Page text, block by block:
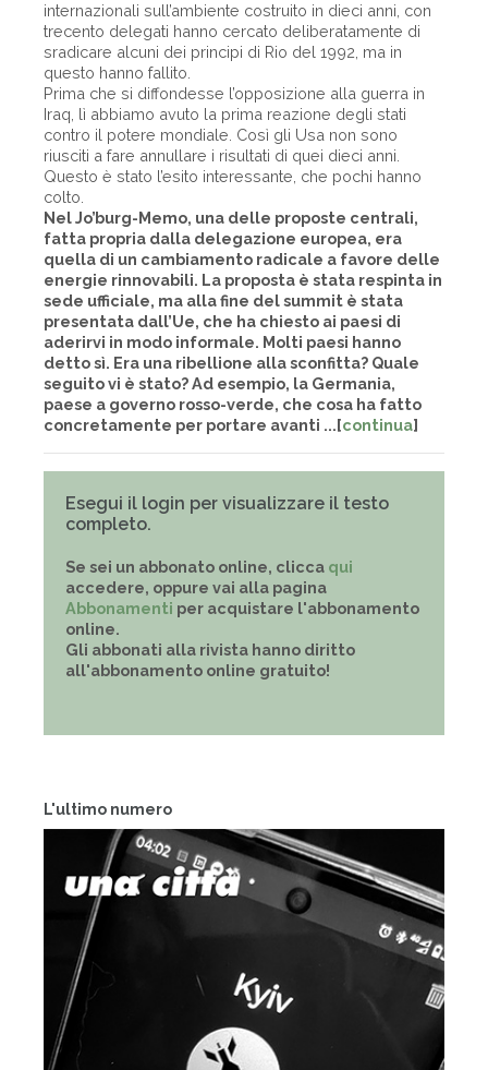
L'ultimo numero
internazionali sull’ambiente costruito in dieci anni, con
trecento delegati hanno cercato deliberatamente di
sradicare alcuni dei principi di Rio del 1992, ma in
questo hanno fallito.
Prima che si diffondesse l’opposizione alla guerra in
Iraq, lì abbiamo avuto la prima reazione degli stati
contro il potere mondiale. Così gli Usa non sono
riusciti a fare annullare i risultati di quei dieci anni.
Questo è stato l’esito interessante, che pochi hanno
colto.
Nel Jo’burg-Memo, una delle proposte centrali,
fatta propria dalla delegazione europea, era
quella di un cambiamento radicale a favore delle
energie rinnovabili. La proposta è stata respinta in
sede ufficiale, ma alla fine del summit è stata
presentata dall’Ue, che ha chiesto ai paesi di
aderirvi in modo informale. Molti paesi hanno
detto sì. Era una ribellione alla sconfitta? Quale
seguito vi è stato? Ad esempio, la Germania,
paese a governo rosso-verde, che cosa ha fatto
concretamente per portare avanti ...[continua]
Esegui il login per visualizzare il testo
completo.
Se sei un abbonato online, clicca qui
accedere, oppure vai alla pagina
Abbonamenti per acquistare l'abbonamento
online.
Gli abbonati alla rivista hanno diritto
all'abbonamento online gratuito!